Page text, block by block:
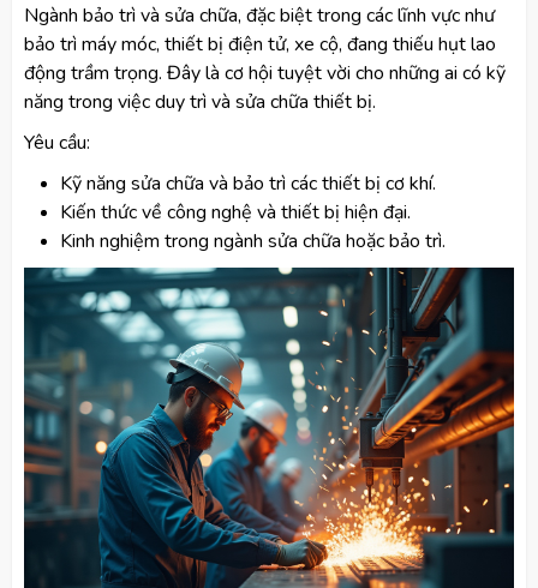
Ngành bảo trì và sửa chữa, đặc biệt trong các lĩnh vực như
bảo trì máy móc, thiết bị điện tử, xe cộ, đang thiếu hụt lao
động trầm trọng. Đây là cơ hội tuyệt vời cho những ai có kỹ
năng trong việc duy trì và sửa chữa thiết bị.
Yêu cầu:
Kỹ năng sửa chữa và bảo trì các thiết bị cơ khí.
Kiến thức về công nghệ và thiết bị hiện đại.
Kinh nghiệm trong ngành sửa chữa hoặc bảo trì.